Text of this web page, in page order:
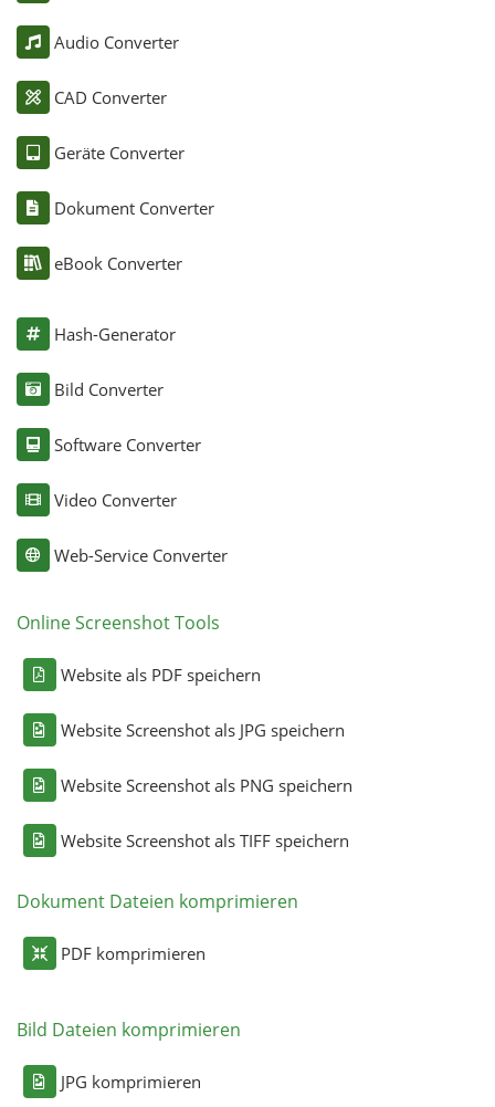
Audio Converter
CAD Converter
Geräte Converter
Dokument Converter
eBook Converter
Hash-Generator
Bild Converter
Software Converter
Video Converter
Web-Service Converter
Online Screenshot Tools
Website als PDF speichern
Website Screenshot als JPG speichern
Website Screenshot als PNG speichern
Website Screenshot als TIFF speichern
Dokument Dateien komprimieren
PDF komprimieren
Bild Dateien komprimieren
JPG komprimieren